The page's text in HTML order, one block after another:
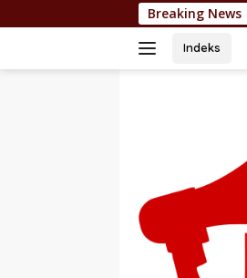
ke
Breaking News
DILAPORKAN KE DEWAN PERS,
Indeks